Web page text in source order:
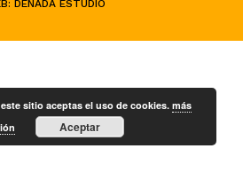
DENADA ESTUDIO
sitio aceptas el uso de cookies.más
Aceptar